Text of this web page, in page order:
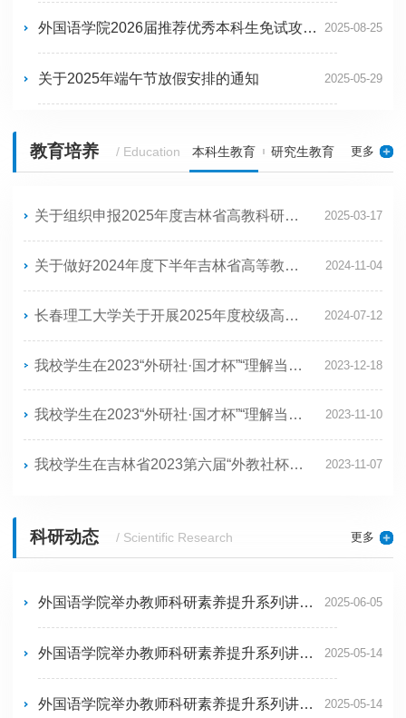
外国语学院2026届推荐优秀本科生免试攻读硕士学位研究生专业学分绩排名 2025-08-25
关于2025年端午节放假安排的通知 2025-05-29
教育培养 / Education 更多
本科生教育 研究生教育
关于组织申报2025年度吉林省高教科研课题的通知 2025-03-17
关于做好2024年度下半年吉林省高等教育学会高教科研课题结题验收工作的通知 2024-11-04
长春理工大学关于开展2025年度校级高等教育教学改革研究课题申报及省级课题遴选推荐工作的通知 2024-07-12
我校学生在2023“外研社·国才杯”“理解当代中国”全国大学生外语能力大赛中获佳绩 2023-12-18
我校学生在2023“外研社·国才杯”“理解当代中国”全国大学生外语能力大赛写作/阅读赛项中喜获佳绩 2023-11-10
我校学生在吉林省2023第六届“外教社杯”全国高校学生跨文化能力大赛中喜获佳绩 2023-11-07
科研动态 / Scientific Research 更多
外国语学院举办教师科研素养提升系列讲座——外语教育SSCI期刊选题、方法及发表 2025-06-05
外国语学院举办教师科研素养提升系列讲座-论文选题新论 2025-05-14
外国语学院举办教师科研素养提升系列讲座-SSCI期刊论文的阅读、模仿与创新 2025-05-14